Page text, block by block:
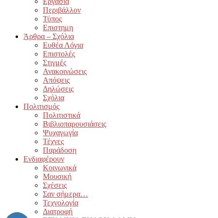
Περιβάλλον
Τύπος
Επιστημη
Άρθρα – Σχόλια
Ευθέα Λόγια
Επιστολές
Στιγμές
Ανακοινώσεις
Απόψεις
Δηλώσεις
Σχόλια
Πολιτισμός
Πολιτιστικά
Βιβλιοπαρουσιάσεις
Ψυχαγωγία
Τέχνες
Παράδοση
Ενδιαφέρουν
Κοινωνικά
Μουσική
Σχέσεις
Σαν σήμερα…
Τεχνολογία
Διατροφή